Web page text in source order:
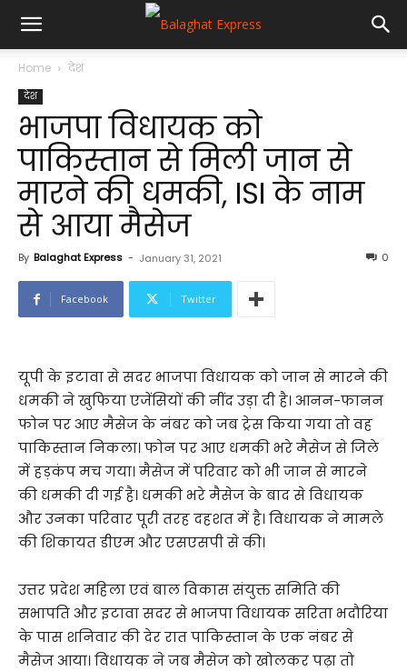
Home देश
देश
भाजपा विधायक को
पाकिस्तान से मिली जान से
मारने की धमकी, ISI के नाम
से आया मैसेज
By Balaghat Express - January 31, 2021 0
Facebook Twitter
यूपी के इटावा से सदर भाजपा विधायक को जान से मारने की
धमकी ने खुफिया एजेंसियों की नींद उड़ा दी है। आनन-फानन
फोन पर आए मैसेज के नंबर को जब ट्रेस किया गया तो वह
पाकिस्तान निकला। फोन पर आए धमकी भरे मैसेज से जिले
में हड़कंप मच गया। मैसेज में परिवार को भी जान से मारने
की धमकी दी गई है। धमकी भरे मैसेज के बाद से विधायक
और उनका परिवार पूरी तरह दहशत में है। विधायक ने मामले
की शिकायत डीएम और एसएसपी से की।
उत्तर प्रदेश महिला एवं बाल विकास संयुक्त समिति की
सभापति और इटावा सदर से भाजपा विधायक सरिता भदौरिया
के पास शनिवार की देर रात पाकिस्तान के एक नंबर से
मैसेज आया। विधायक ने जब मैसेज को खोलकर पढ़ा तो